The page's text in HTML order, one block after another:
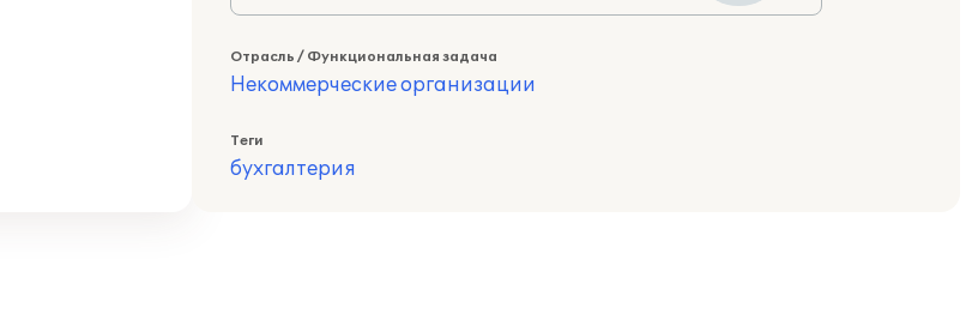
Отрасль / Функциональная задача
Некоммерческие организации
Теги
бухгалтерия